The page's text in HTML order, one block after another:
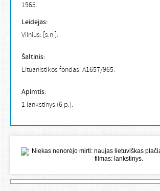
1965.
Leidėjas:
Vilnius: [s.n.].
Šaltinis:
Lituanistikos fondas: A1657/965.
Apimtis:
1 lankstinys (6 p.).